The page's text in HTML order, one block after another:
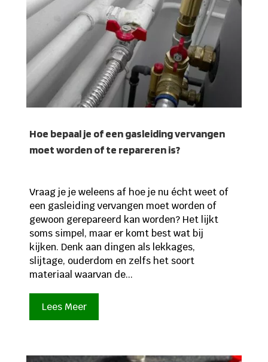
Hoe bepaal je of een gasleiding vervangen
moet worden of te repareren is?
Vraag je je weleens af hoe je nu écht weet of
een gasleiding vervangen moet worden of
gewoon gerepareerd kan worden? Het lijkt
soms simpel, maar er komt best wat bij
kijken. Denk aan dingen als lekkages,
slijtage, ouderdom en zelfs het soort
materiaal waarvan de...
Lees Meer